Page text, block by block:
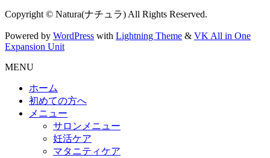
Copyright © Natura(ナチュラ) All Rights Reserved.
Powered by WordPress with Lightning Theme & VK All in One
Expansion Unit
MENU
ホーム
初めての方へ
メニュー
サロンメニュー
妊活ケア
マタニティケア